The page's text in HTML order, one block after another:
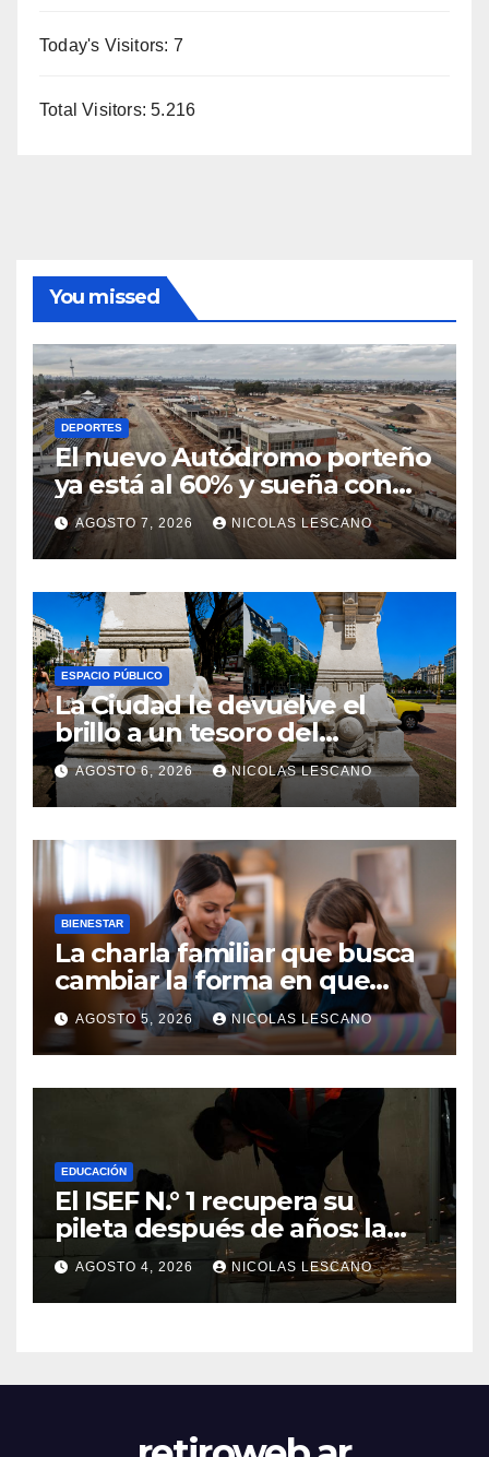
Today's Visitors: 7
Total Visitors:5.216
You missed
DEPORTES
El nuevo Autódromo porteño
ya está al 60% y sueña con
volver a tener Fórmula 1
AGOSTO 7, 2026 NICOLAS LESCANO
ESPACIO PÚBLICO
La Ciudad le devuelve el
brillo a un tesoro del
Centenario en Plaza del
Congreso
AGOSTO 6, 2026 NICOLAS LESCANO
BIENESTAR
La charla familiar que busca
cambiar la forma en que
educamos a nuestros hijos
sobre el dinero
AGOSTO 5, 2026 NICOLAS LESCANO
EDUCACIÓN
El ISEF N.° 1 recupera su
pileta después de años: la
obra ya supera el 50% y
cambia la formación de miles
de estudiantes
AGOSTO 4, 2026 NICOLAS LESCANO